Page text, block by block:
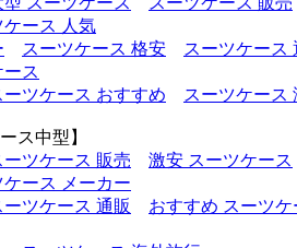
ケース 人気
スーツケース 格安
スーツケース
ス
ーツケース おすすめ スーツケース
ス中型】
ーツケース 販売
激安 スーツケース
ケース メーカー
ーツケース 通販
おすすめ スーツケ